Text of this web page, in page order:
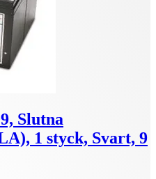
Slutna
1 styck, Svart, 9